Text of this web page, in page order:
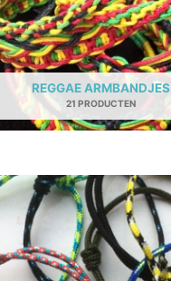
REGGAE ARMBANDJES
21 PRODUCTEN